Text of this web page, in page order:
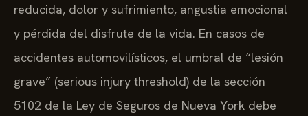
reducida, dolor y sufrimiento, angustia emocional
y pérdida del disfrute de la vida. En casos de
accidentes automovilísticos, el umbral de “lesión
grave” (serious injury threshold) de la sección
5102 de la Ley de Seguros de Nueva York debe